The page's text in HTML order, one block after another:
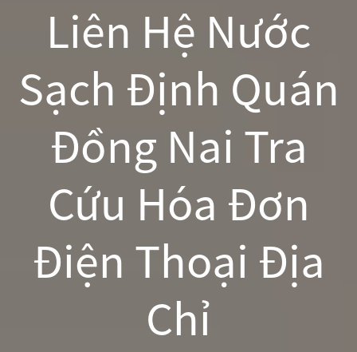
Liên Hệ Nước
Sạch Định Quán
Đồng Nai Tra
Cứu Hóa Đơn
Điện Thoại Địa
Chỉ